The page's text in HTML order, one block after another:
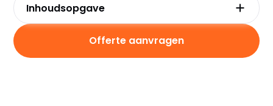
Inhoudsopgave
Wassenaar?
Kosten en besparingen voor jouw
Wassenaarse woning
Offerte aanvragen